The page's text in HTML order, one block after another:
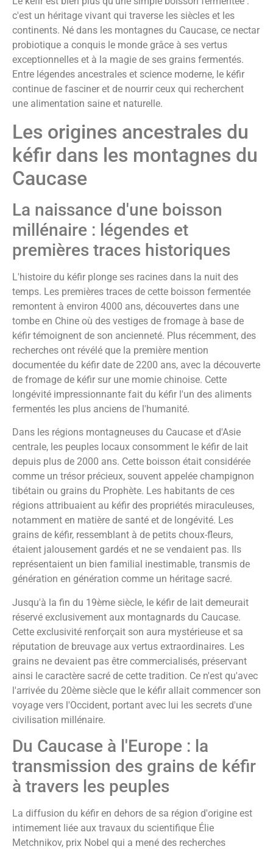
c'est un héritage vivant qui traverse les siècles et les
continents. Né dans les montagnes du Caucase, ce nectar
probiotique a conquis le monde grâce à ses vertus
exceptionnelles et à la magie de ses grains fermentés.
Entre légendes ancestrales et science moderne, le kéfir
continue de fasciner et de nourrir ceux qui recherchent
une alimentation saine et naturelle.
Les origines ancestrales du
kéfir dans les montagnes du
Caucase
La naissance d'une boisson
millénaire : légendes et
premières traces historiques
L'histoire du kéfir plonge ses racines dans la nuit des
temps. Les premières traces de cette boisson fermentée
remontent à environ 4000 ans, découvertes dans une
tombe en Chine où des vestiges de fromage à base de
kéfir témoignent de son ancienneté. Plus récemment, des
recherches ont révélé que la première mention
documentée du kéfir date de 2200 ans, avec la découverte
de fromage de kéfir sur une momie chinoise. Cette
longévité impressionnante fait du kéfir l'un des aliments
fermentés les plus anciens de l'humanité.
Dans les régions montagneuses du Caucase et d'Asie
centrale, les peuples locaux consomment le kéfir de lait
depuis plus de 2000 ans. Cette boisson était considérée
comme un trésor précieux, souvent appelée champignon
tibétain ou grains du Prophète. Les habitants de ces
régions attribuaient au kéfir des propriétés miraculeuses,
notamment en matière de santé et de longévité. Les
grains de kéfir, ressemblant à de petits choux-fleurs,
étaient jalousement gardés et ne se vendaient pas. Ils
représentaient un bien familial inestimable, transmis de
génération en génération comme un héritage sacré.
Jusqu'à la fin du 19ème siècle, le kéfir de lait demeurait
réservé exclusivement aux montagnards du Caucase.
Cette exclusivité renforçait son aura mystérieuse et sa
réputation de breuvage aux vertus extraordinaires. Les
grains ne devaient pas être commercialisés, préservant
ainsi le caractère sacré de cette tradition. Ce n'est qu'avec
l'arrivée du 20ème siècle que le kéfir allait commencer son
voyage vers l'Occident, portant avec lui les secrets d'une
civilisation millénaire.
Du Caucase à l'Europe : la
transmission des grains de kéfir
à travers les peuples
La diffusion du kéfir en dehors de sa région d'origine est
intimement liée aux travaux du scientifique Élie
Metchnikov, prix Nobel qui a mené des recherches